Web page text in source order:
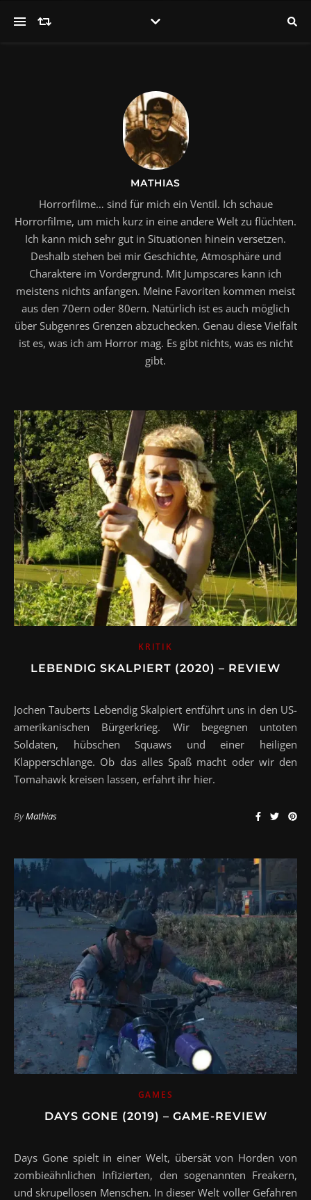
MATHIAS
Horrorfilme… sind für mich ein Ventil. Ich schaue
Horrorfilme, um mich kurz in eine andere Welt zu flüchten.
Ich kann mich sehr gut in Situationen hinein versetzen.
Deshalb stehen bei mir Geschichte, Atmosphäre und
Charaktere im Vordergrund. Mit Jumpscares kann ich
meistens nichts anfangen. Meine Favoriten kommen meist
aus den 70ern oder 80ern. Natürlich ist es auch möglich
über Subgenres Grenzen abzuchecken. Genau diese Vielfalt
ist es, was ich am Horror mag. Es gibt nichts, was es nicht
gibt.
KRITIK
LEBENDIG SKALPIERT (2020) – REVIEW
Jochen Tauberts Lebendig Skalpiert entführt uns in den US-
amerikanischen Bürgerkrieg. Wir begegnen untoten
Soldaten, hübschen Squaws und einer heiligen
Klapperschlange. Ob das alles Spaß macht oder wir den
Tomahawk kreisen lassen, erfahrt ihr hier.
ByMathias
GAMES
DAYS GONE (2019) – GAME-REVIEW
Days Gone spielt in einer Welt, übersät von Horden von
zombieähnlichen Infizierten, den sogenannten Freakern,
und skrupellosen Menschen. In dieser Welt voller Gefahren